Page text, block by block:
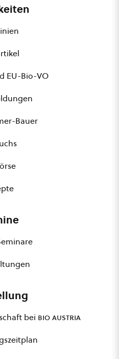
EU-Bio-VO
Bauer
bei bio austria